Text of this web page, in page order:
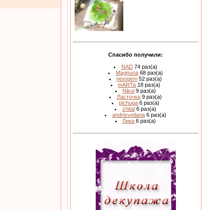
Спасибо получили:
NAD74 раз(а)
Magnuna68 раз(а)
nextgem 52 раз(а)
mARTa 18 раз(а)
Nikol 9 раз(а)
Ласточка9 раз(а)
pichuga 6 раз(а)
zhital 6 раз(а)
andrisvetlana6 раз(а)
Лика 6 раз(а)